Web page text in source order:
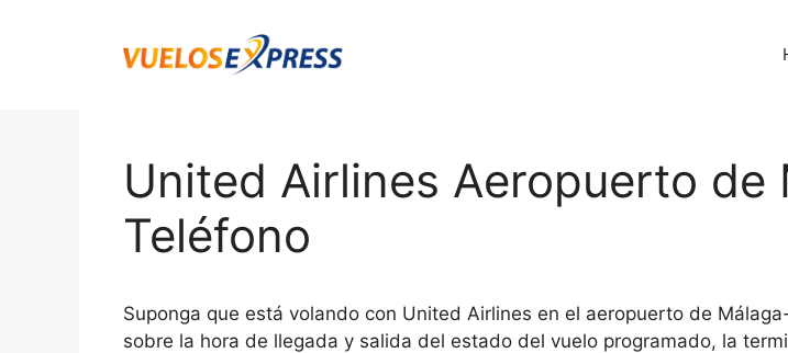
United Airlines Aeropuerto de
Teléfono
Suponga que está volando con United Airlines en el aeropuerto de
sobre la hora de llegada y salida del estado del vuelo programado, la